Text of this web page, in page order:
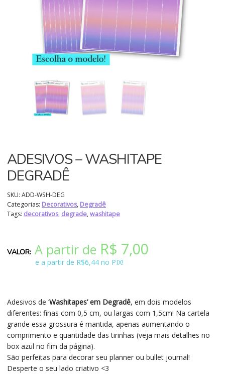
ADESIVOS – WASHITAPE
DEGRADÊ
Adesivos de ‘Washitapes’ em Degradê, em dois modelos
diferentes: finas com 0,5 cm, ou largas com 1,5cm! Na cartela
grande essa grossura é mantida, apenas aumentando o
comprimento e quantidade das tirinhas (veja mais detalhes no
box azul no fim da página).
São perfeitas para decorar seu planner ou bullet journal!
Desperte o seu lado criativo <3
SKU: ADD-WSH-DEG
Categorias: Decorativos, Degradê
Tags: decorativos, degrade,washitape
A partir de R$ 7,00
e a partir de R$6,44 no PIX!